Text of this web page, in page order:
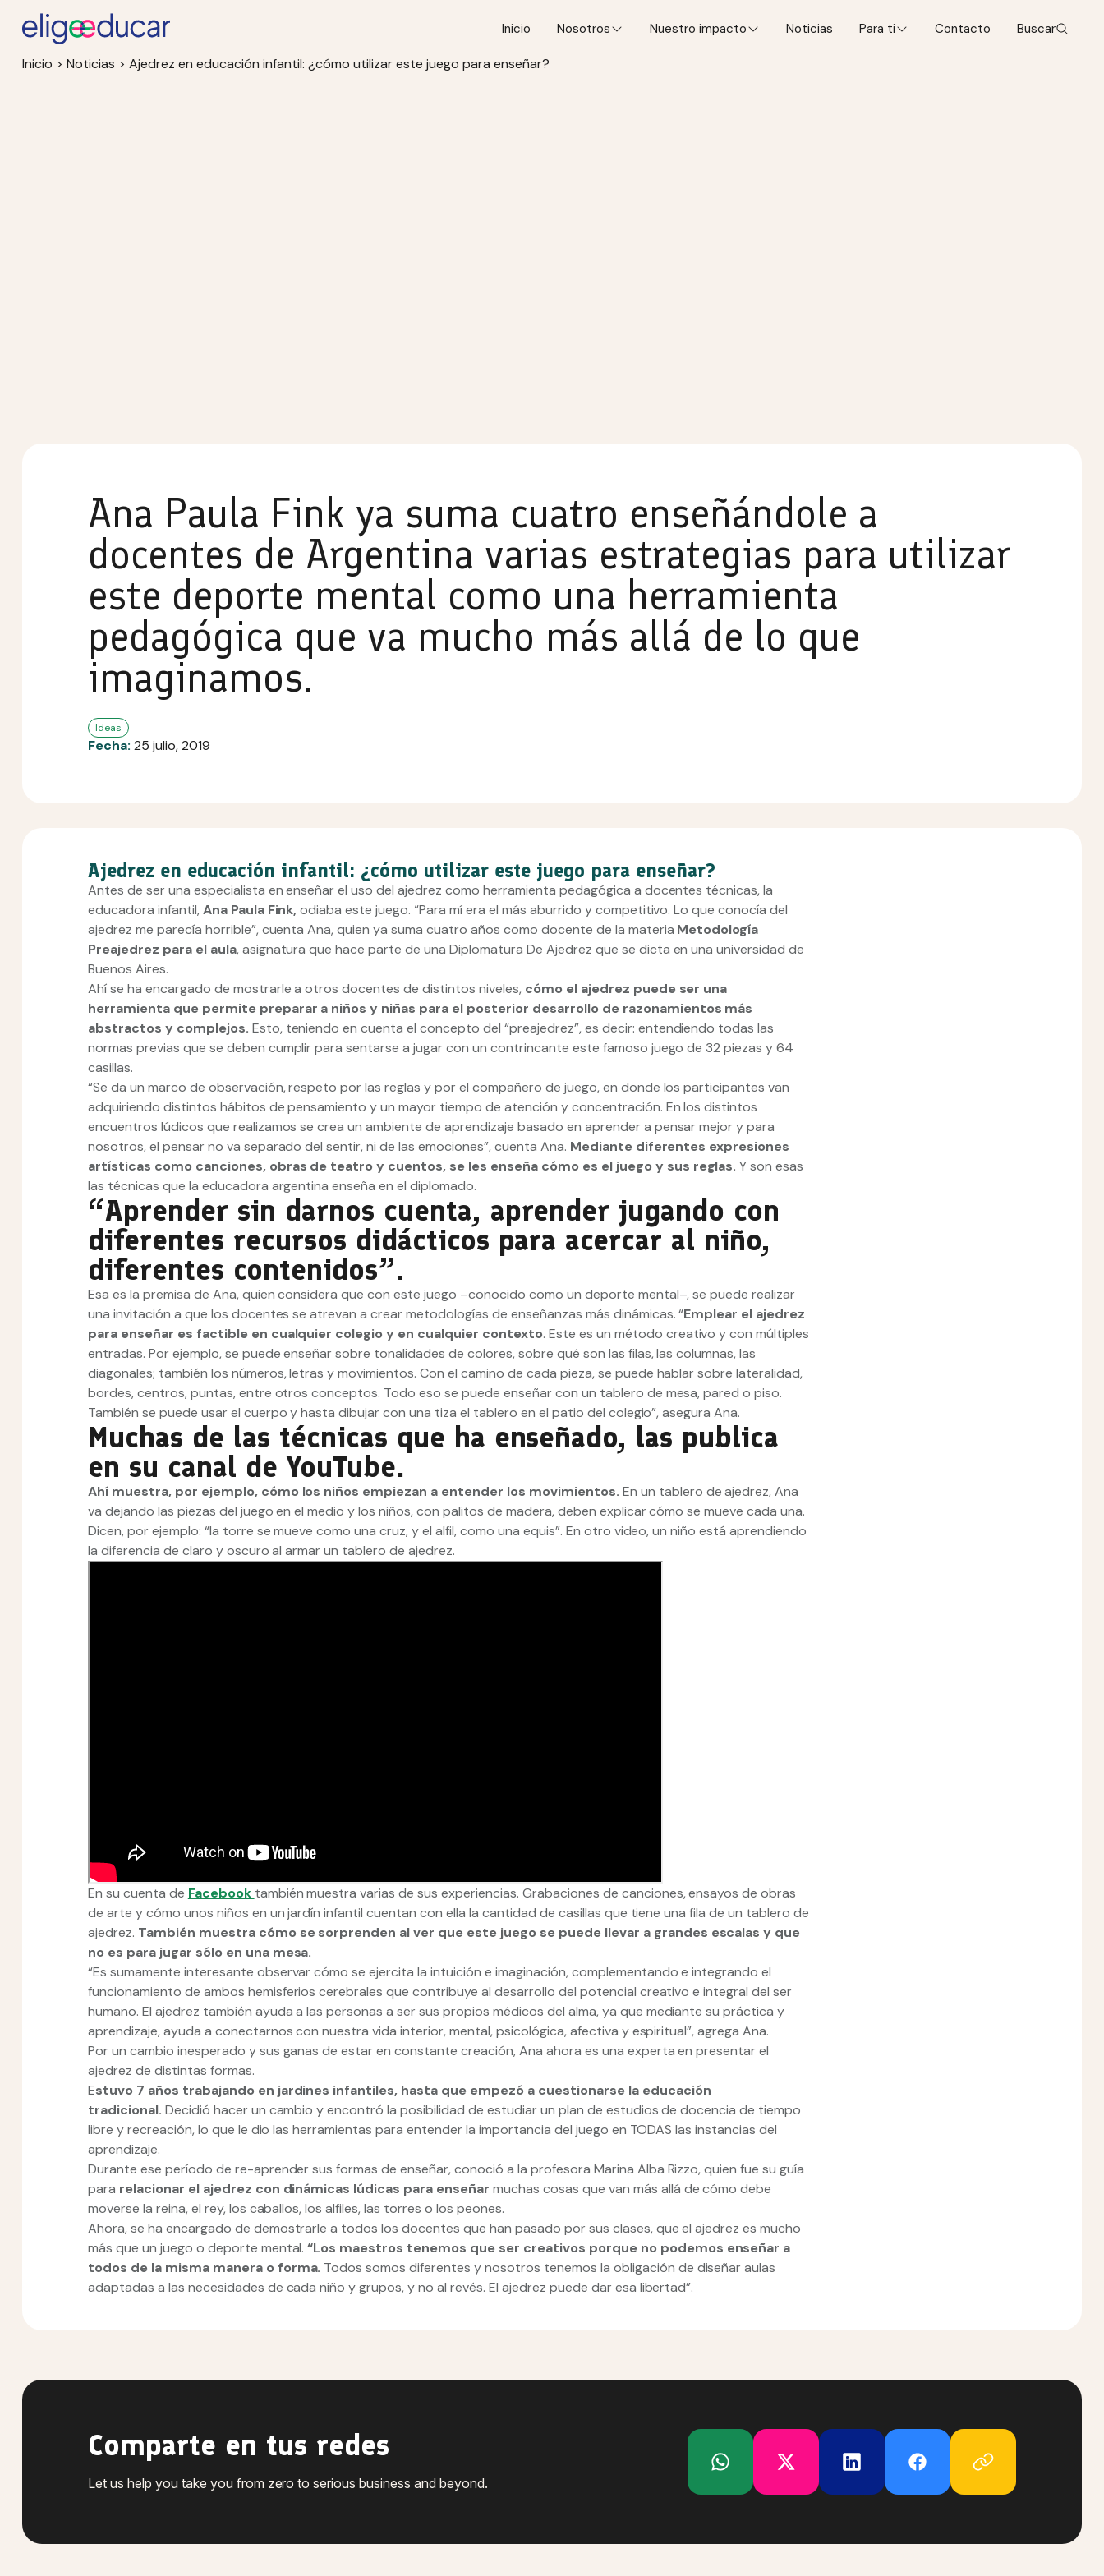
Inicio Nosotros Nuestro impacto Noticias Para ti Contacto Buscar
Inicio > Noticias > Ajedrez en educación infantil: ¿cómo utilizar este juego para enseñar?
Ana Paula Fink ya suma cuatro enseñándole a
docentes de Argentina varias estrategias para utilizar
este deporte mental como una herramienta
pedagógica que va mucho más allá de lo que
imaginamos.
Ideas
Fecha: 25 julio, 2019
Ajedrez en educación infantil: ¿cómo utilizar este juego para enseñar?
Antes de ser una especialista en enseñar el uso del ajedrez como herramienta pedagógica a docentes técnicas, la
educadora infantil, Ana Paula Fink,odiaba este juego. “Para mí era el más aburrido y competitivo. Lo que conocía del
ajedrez me parecía horrible”, cuenta Ana, quien ya suma cuatro años como docente de la materia Metodología
Preajedrez para el aula, asignatura que hace parte de una Diplomatura De Ajedrez que se dicta en una universidad de
Buenos Aires.
Ahí se ha encargado de mostrarle a otros docentes de distintos niveles, cómo el ajedrez puede ser una
herramienta que permite preparar a niños y niñas para el posterior desarrollo de razonamientos más
abstractos y complejos. Esto, teniendo en cuenta el concepto del “preajedrez”, es decir: entendiendo todas las
normas previas que se deben cumplir para sentarse a jugar con un contrincante este famoso juego de 32 piezas y 64
casillas.
“Se da un marco de observación, respeto por las reglas y por el compañero de juego, en donde los participantes van
adquiriendo distintos hábitos de pensamiento y un mayor tiempo de atención y concentración. En los distintos
encuentros lúdicos que realizamos se crea un ambiente de aprendizaje basado en aprender a pensar mejor y para
nosotros, el pensar no va separado del sentir, ni de las emociones”, cuenta Ana. Mediante diferentes expresiones
artísticas como canciones, obras de teatro y cuentos, se les enseña cómo es el juego y sus reglas. Y son esas
las técnicas que la educadora argentina enseña en el diplomado.
“Aprender sin darnos cuenta, aprender jugando con
diferentes recursos didácticos para acercar al niño,
diferentes contenidos”.
Esa es la premisa de Ana, quien considera que con este juego –conocido como un deporte mental–, se puede realizar
una invitación a que los docentes se atrevan a crear metodologías de enseñanzas más dinámicas. “Emplear el ajedrez
para enseñar es factible en cualquier colegio y en cualquier contexto. Este es un método creativo y con múltiples
entradas. Por ejemplo, se puede enseñar sobre tonalidades de colores, sobre qué son las filas, las columnas, las
diagonales; también los números, letras y movimientos. Con el camino de cada pieza, se puede hablar sobre lateralidad,
bordes, centros, puntas, entre otros conceptos. Todo eso se puede enseñar con un tablero de mesa, pared o piso.
También se puede usar el cuerpo y hasta dibujar con una tiza el tablero en el patio del colegio”, asegura Ana.
Muchas de las técnicas que ha enseñado, las publica
en su canal de YouTube.
Ahí muestra, por ejemplo, cómo los niños empiezan a entender los movimientos. En un tablero de ajedrez, Ana
va dejando las piezas del juego en el medio y los niños, con palitos de madera, deben explicar cómo se mueve cada una.
Dicen, por ejemplo: “la torre se mueve como una cruz, y el alfil, como una equis”. En otro video, un niño está aprendiendo
la diferencia de claro y oscuro al armar un tablero de ajedrez.
En su cuenta de Facebook también muestra varias de sus experiencias. Grabaciones de canciones, ensayos de obras
de arte y cómo unos niños en un jardín infantil cuentan con ella la cantidad de casillas que tiene una fila de un tablero de
ajedrez. También muestra cómo se sorprenden al ver que este juego se puede llevar a grandes escalas y que
no es para jugar sólo en una mesa.
“Es sumamente interesante observar cómo se ejercita la intuición e imaginación, complementando e integrando el
funcionamiento de ambos hemisferios cerebrales que contribuye al desarrollo del potencial creativo e integral del ser
humano. El ajedrez también ayuda a las personas a ser sus propios médicos del alma, ya que mediante su práctica y
aprendizaje, ayuda a conectarnos con nuestra vida interior, mental, psicológica, afectiva y espiritual”, agrega Ana.
Por un cambio inesperado y sus ganas de estar en constante creación, Ana ahora es una experta en presentar el
ajedrez de distintas formas.
Estuvo 7 años trabajando en jardines infantiles, hasta que empezó a cuestionarse la educación
tradicional. Decidió hacer un cambio y encontró la posibilidad de estudiar un plan de estudios de docencia de tiempo
libre y recreación, lo que le dio las herramientas para entender la importancia del juego en TODAS las instancias del
aprendizaje.
Durante ese período de re-aprender sus formas de enseñar, conoció a la profesora Marina Alba Rizzo, quien fue su guía
para relacionar el ajedrez con dinámicas lúdicas para enseñarmuchas cosas que van más allá de cómo debe
moverse la reina, el rey, los caballos, los alfiles, las torres o los peones.
Ahora, se ha encargado de demostrarle a todos los docentes que han pasado por sus clases, que el ajedrez es mucho
más que un juego o deporte mental.“Los maestros tenemos que ser creativos porque no podemos enseñar a
todos de la misma manera o forma. Todos somos diferentes y nosotros tenemos la obligación de diseñar aulas
adaptadas a las necesidades de cada niño y grupos, y no al revés. El ajedrez puede dar esa libertad”.
Comparte en tus redes
Let us help you take you from zero to serious business and beyond.